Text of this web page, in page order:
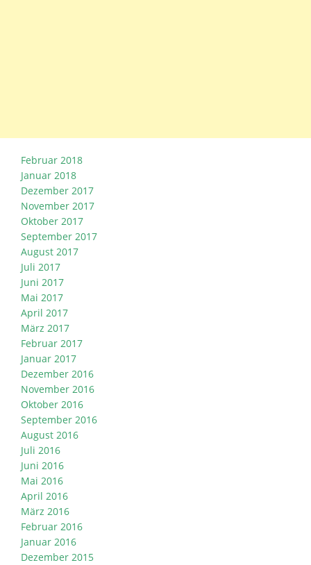
Februar 2018
Januar 2018
Dezember 2017
November 2017
Oktober 2017
September 2017
August 2017
Juli 2017
Juni 2017
Mai 2017
April 2017
März 2017
Februar 2017
Januar 2017
Dezember 2016
November 2016
Oktober 2016
September 2016
August 2016
Juli 2016
Juni 2016
Mai 2016
April 2016
März 2016
Februar 2016
Januar 2016
Dezember 2015